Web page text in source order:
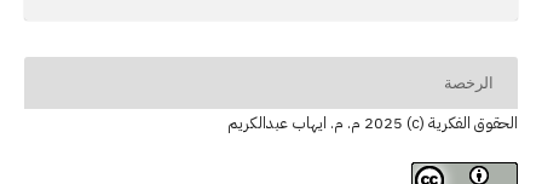
الرخصة
الحقوق الفكرية (c) 2025 م. م. ايهاب عبدالكريم